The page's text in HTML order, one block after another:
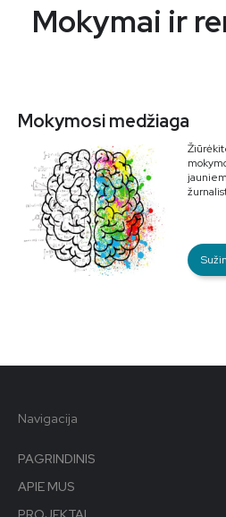
Mokymai ir
Mokymosi medžiaga
Navigacija
PAGRINDINIS
APIE MUS